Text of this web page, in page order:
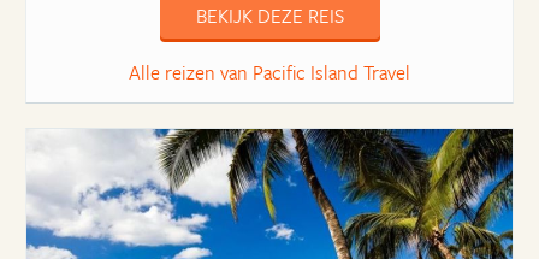
BEKIJK DEZE REIS
Alle reizen van Pacific Island Travel